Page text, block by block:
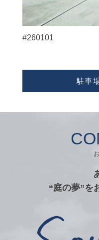
#260101
駐車
“庭の夢”を